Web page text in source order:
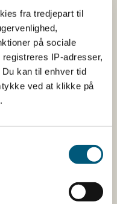
fra tredjepart til
på sociale
IP-adresser,
kan til enhver tid
ved at klikke på
kosttilskud,
produktet